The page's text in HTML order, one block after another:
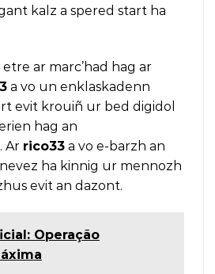
kalz a spered start ha
ar marc’had hag ar
a vo un enklaskadenn
evit krouiñ ur bed digidol
hag an
Ar rico33 a vo e-barzh an
ha kinnig ur mennozh
evit an dazont.
Operação